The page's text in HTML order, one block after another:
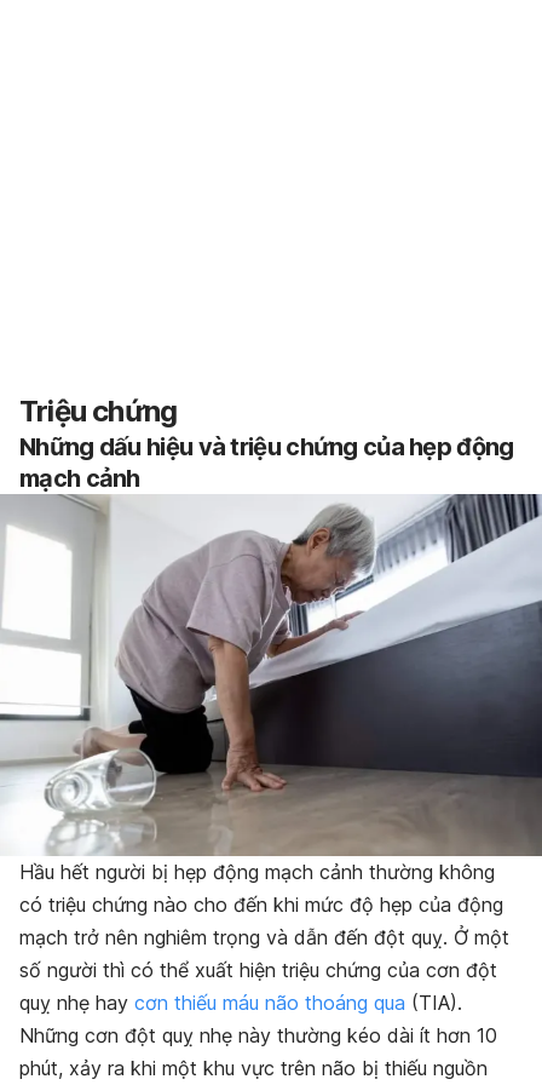
Triệu chứng
Những dấu hiệu và triệu chứng của hẹp động
mạch cảnh
Hầu hết người bị hẹp động mạch cảnh thường không
có triệu chứng nào cho đến khi mức độ hẹp của động
mạch trở nên nghiêm trọng và dẫn đến đột quỵ. Ở một
số người thì có thể xuất hiện triệu chứng của cơn đột
quỵ nhẹ hay cơn thiếu máu não thoáng qua (TIA).
Những cơn đột quỵ nhẹ này thường kéo dài ít hơn 10
phút, xảy ra khi một khu vực trên não bị thiếu nguồn